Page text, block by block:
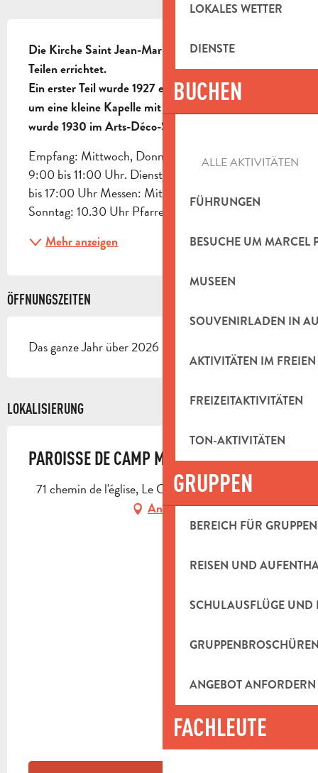
LOKALES WETTER
DIENSTE
BUCHEN
ALLE AKTIVITÄTEN
FÜHRUNGEN
BESUCHE UM MARCEL
MUSEEN
SOUVENIRLADEN IN
AKTIVITÄTEN IM FREIEN
FREIZEITAKTIVITÄTEN
TON-AKTIVITÄTEN
GRUPPEN
BEREICH FÜR GRUPPEN
REISEN UND
SCHULAUSFLÜGE UND
ANGEBOT ANFORDERN
FACHLEUTE
Die Kirche Saint Jean-Marie Vianney wurde in zwei
Teilen errichtet.
Ein erster Teil wurde 1927 errichtet, es handelte sich
um eine kleine Kapelle mit einem Mittelschiff. Sie
wurde 1930 im Arts-Déco-Stil erweitert.
Empfang: Mittwoch, Donnerstag und Samstag von
9:00 bis 11:00 Uhr. Dienstag und Freitag von 15:00
bis 17:00 Uhr Messen: Mittwoch: 08.30 Uhr
Sonntag: 10.30 Uhr Pfarrer: P. Pierre THONG
Mehr anzeigen
ÖFFNUNGSZEITEN
Das ganze Jahr über 2026 - Geöffnet jeden tag
LOKALISIERUNG
PAROISSE DE CAMP MAJOR
71 chemin de l'église, Le Charrel, 13400 Aubagne
Anfahrt